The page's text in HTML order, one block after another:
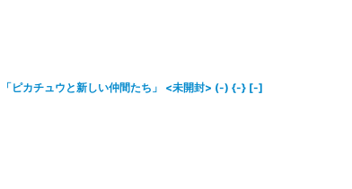
「ピカチュウと新しい仲間たち」 <未開封> (-) {-} [-]